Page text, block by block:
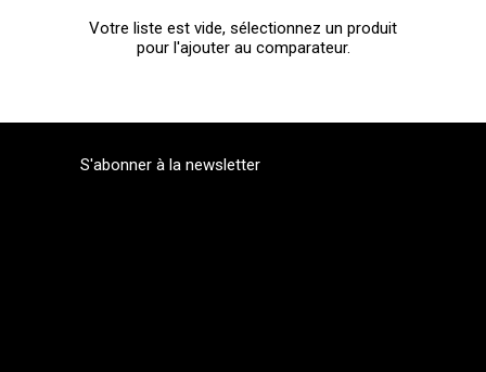
Votre liste est vide, sélectionnez un produit
pour l'ajouter au comparateur.
S'abonner à la newsletter